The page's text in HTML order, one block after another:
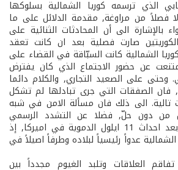
الذي ترسمه كوريا الشمالية بسلوكها
فصلاً من مراوغة, مقدمة الدلائل على ما
بالإشارة الى أن المحادثات الثنائية على
صارت فصلية بعد ان كانت تعقد
الشمالية كانت السبّاقة في القضاء على
عن حضور الاجتماع الذي كان يفترض
على الصعيد التجاري, والكلام دائما
فان الصفقات التي جرى تبادلها لم تشكل
تالية. الى ذلك فان مسألة الامن في شبه
من دون حلّ, فضلا عن التشدد الرسمي
الاميركي الذي استجد بعد احداث 11 ايلول الدموية في اميركا, إذ
عدواً رئيسياً لبلاده وطرفاً اصيلاً في
العلاقات وتلبد الغيوم مجدداً بين